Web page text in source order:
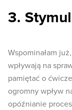
3.
Wspominałam
wpływają na
pamiętać o
ogromny wpływ
opóźnianie